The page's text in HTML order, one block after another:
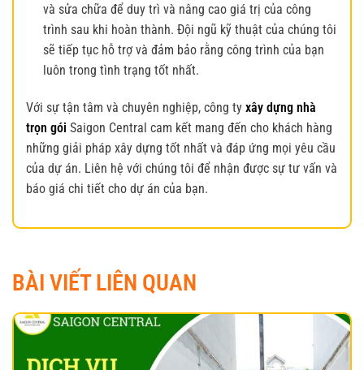
và sửa chữa để duy trì và nâng cao giá trị của công
trình sau khi hoàn thành. Đội ngũ kỹ thuật của chúng tôi
sẽ tiếp tục hỗ trợ và đảm bảo rằng công trình của bạn
luôn trong tình trạng tốt nhất.
Với sự tận tâm và chuyên nghiệp, công ty xây dựng nhà
trọn gói Saigon Central cam kết mang đến cho khách hàng
những giải pháp xây dựng tốt nhất và đáp ứng mọi yêu cầu
của dự án. Liên hệ với chúng tôi để nhận được sự tư vấn và
báo giá chi tiết cho dự án của bạn.
BÀI VIẾT LIÊN QUAN